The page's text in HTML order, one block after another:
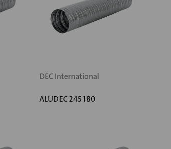
DEC International
ALUDEC 245 180